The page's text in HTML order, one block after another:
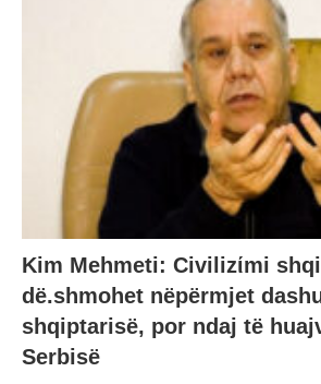
Kim Mehmeti: Civilizίmi
dë.shmohet nëpërmjet
shqiptarisë, por ndaj të
Serbisë